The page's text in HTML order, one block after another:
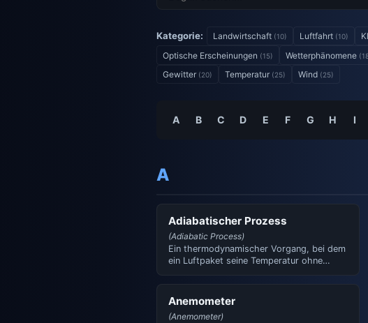
Kategorie: Landwirtschaft (10) Luftfahrt (10)
Optische Erscheinungen (15) Wetterphänomene
Gewitter (20) Temperatur (25) Wind (25)
A B C D E F G H I
A
Adiabatischer Prozess
(Adiabatic Process)
Ein thermodynamischer Vorgang, bei dem
ein Luftpaket seine Temperatur ohne
Anemometer
(Anemometer)